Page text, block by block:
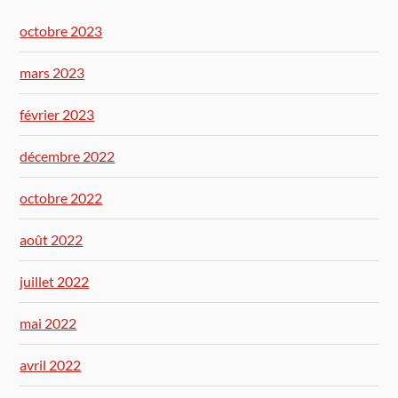
octobre 2023
mars 2023
février 2023
décembre 2022
octobre 2022
août 2022
juillet 2022
mai 2022
avril 2022